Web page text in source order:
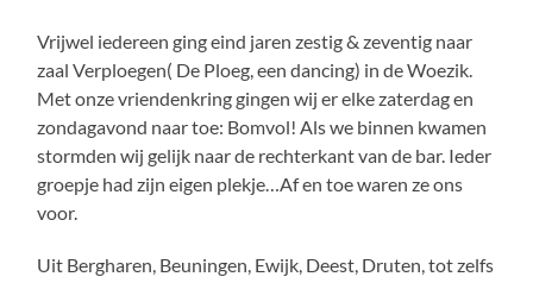
Vrijwel iedereen ging eind jaren zestig & zeventig naar
zaal Verploegen( De Ploeg, een dancing) in de Woezik.
Met onze vriendenkring gingen wij er elke zaterdag en
zondagavond naar toe: Bomvol! Als we binnen kwamen
stormden wij gelijk naar de rechterkant van de bar. Ieder
groepje had zijn eigen plekje…Af en toe waren ze ons
voor.
Uit Bergharen, Beuningen, Ewijk, Deest, Druten, tot zelfs